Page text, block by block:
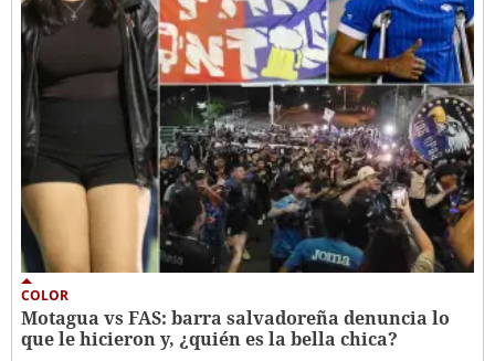
COLOR
Motagua vs FAS: barra salvadoreña denuncia lo
que le hicieron y, ¿quién es la bella chica?